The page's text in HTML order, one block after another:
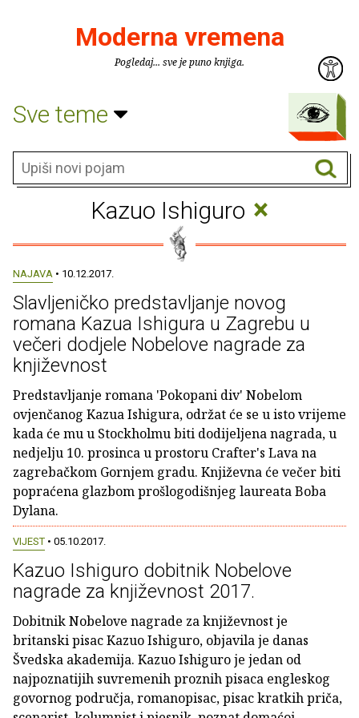
Moderna vremena
Pogledaj... sve je puno knjiga.
Sve teme
Kazuo Ishiguro ×
NAJAVA • 10.12.2017.
Slavljeničko predstavljanje novog
romana Kazua Ishigura u Zagrebu u
večeri dodjele Nobelove nagrade za
književnost
Predstavljanje romana 'Pokopani div' Nobelom
ovjenčanog Kazua Ishigura, održat će se u isto vrijeme
kada će mu u Stockholmu biti dodijeljena nagrada, u
nedjelju 10. prosinca u prostoru Crafter's Lava na
zagrebačkom Gornjem gradu. Književna će večer biti
popraćena glazbom prošlogodišnjeg laureata Boba
Dylana.
VIJEST • 05.10.2017.
Kazuo Ishiguro dobitnik Nobelove
nagrade za književnost 2017.
Dobitnik Nobelove nagrade za književnost je
britanski pisac Kazuo Ishiguro, objavila je danas
Švedska akademija. Kazuo Ishiguro je jedan od
najpoznatijih suvremenih proznih pisaca engleskog
govornog područja, romanopisac, pisac kratkih priča,